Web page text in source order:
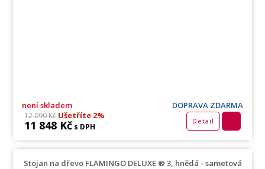
není skladem DOPRAVA ZDARMA
12 090 KčUšetříte 2%
11 848 Kč s DPH
Detail
Stojan na dřevo FLAMINGO DELUXE ® 3, hnědá - sametová